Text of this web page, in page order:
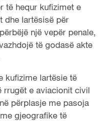
të hequr kufizimet e
dhe lartësisë për
një vepër penale,
të godasë akte
kufizime lartësie të
rrugët e aviacionit civil
përplasje me pasoja
gjeografike të